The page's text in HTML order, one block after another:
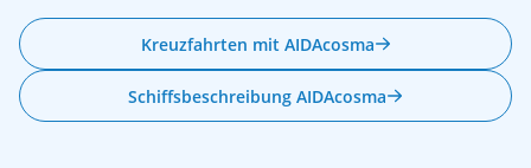
Kreuzfahrten mit AIDAcosma
Schiffsbeschreibung AIDAcosma